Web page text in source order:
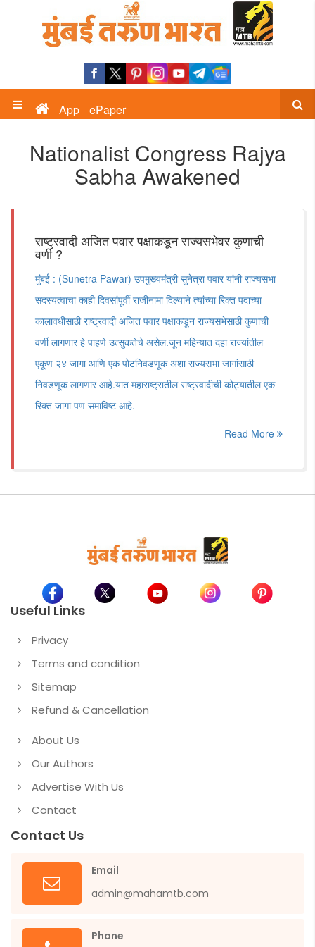
App ePaper
Nationalist Congress Rajya
Sabha Awakened
राष्ट्रवादी अजित पवार पक्षाकडून राज्यसभेवर कुणाची
वर्णी ?
मुंबई : (Sunetra Pawar) उपमुख्यमंत्री सुनेत्रा पवार यांनी राज्यसभा
सदस्यत्वाचा काही दिवसांपूर्वी राजीनामा दिल्याने त्यांच्या रिक्त पदाच्या
कालावधीसाठी राष्ट्रवादी अजित पवार पक्षाकडून राज्यसभेसाठी कुणाची
वर्णी लागणार हे पाहणे उत्सुकतेचे असेल.जून महिन्यात दहा राज्यांतील
एकूण २४ जागा आणि एक पोटनिवडणूक अशा राज्यसभा जागांसाठी
निवडणूक लागणार आहे.यात महाराष्ट्रातील राष्ट्रवादीची कोट्यातील एक
रिक्त जागा पण समाविष्ट आहे.
Read More
Useful Links
Privacy
Terms and condition
Sitemap
Refund & Cancellation
About Us
Our Authors
Advertise With Us
Contact
Contact Us
Email
admin@mahamtb.com
Phone